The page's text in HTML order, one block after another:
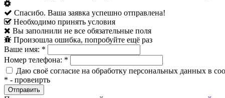
Спасибо. Ваша заявка успешно отправлена!
Необходимо принять условия
Вы заполнили не все обязательные поля
Произошла ошибка, попробуйте ещё раз
Ваше имя: *
Номер телефона: *
Даю своё согласие на обработку персональных данных в
* - провеирть